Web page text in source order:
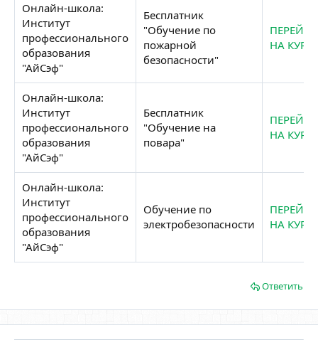
Онлайн-школа:
Институт
профессионального
образования
"АйСэф"​
Бесплатник
"Обучение по
пожарной
безопасности"​
ПЕРЕЙТИ
НА КУРС
Онлайн-школа:
Институт
профессионального
образования
"АйСэф"​
Бесплатник
"Обучение на
повара"​
ПЕРЕЙТИ
НА КУРС
Онлайн-школа:
Институт
профессионального
образования
"АйСэф"​
Обучение по
электробезопасности​
ПЕРЕЙТИ
НА КУРС
Ответить